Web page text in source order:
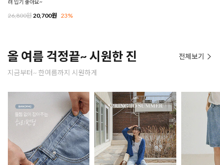
려 입기 좋아요~
26,800원 20,700원 23%
올 여름 걱정끝~ 시원한 진
지금부터~ 한여름까지 시원하게
전체보기